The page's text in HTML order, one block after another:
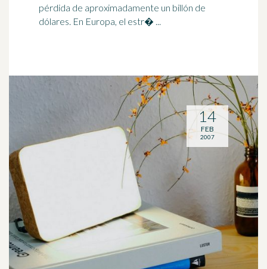
pérdida de aproximadamente un billón de
dólares. En Europa, el estr� ...
14
FEB
2007